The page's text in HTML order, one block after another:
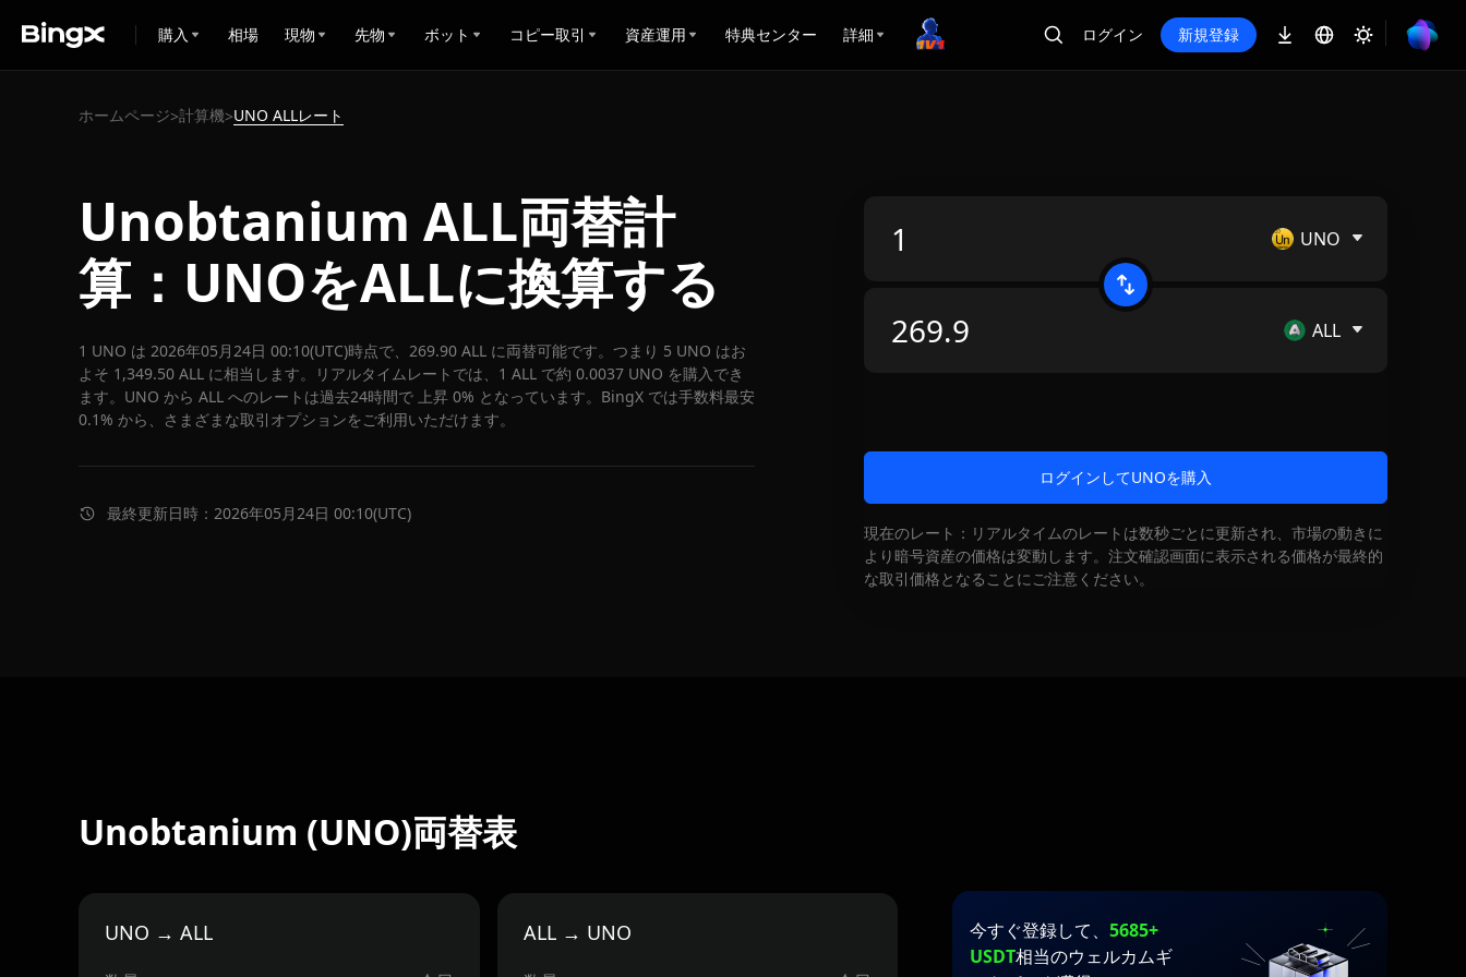
購入 相場 現物 先物 ボット コピー取引 資産運用 特典センター 詳細 ログイン 新規登録
ホームページ>計算機>UNO ALLレート
Unobtanium ALL両替計
算：UNOをALLに換算する
1 UNO は 2026年05月24日 00:10(UTC)時点で、269.90 ALL に両替可能です。つまり 5 UNO はお
よそ 1,349.50 ALL に相当します。リアルタイムレートでは、1 ALL で約 0.0037 UNO を購入でき
ます。UNO から ALL へのレートは過去24時間で 上昇 0% となっています。BingX では手数料最安
0.1% から、さまざまな取引オプションをご利用いただけます。
最終更新日時：2026年05月24日 00:10(UTC)
UNO
ALL
ログインしてUNOを購入
現在のレート：リアルタイムのレートは数秒ごとに更新され、市場の動きに
より暗号資産の価格は変動します。注文確認画面に表示される価格が最終的
な取引価格となることにご注意ください。
Unobtanium (UNO)両替表
UNO → ALL ALL → UNO 今すぐ登録して、 5685+
USDT相当のウェルカムギ